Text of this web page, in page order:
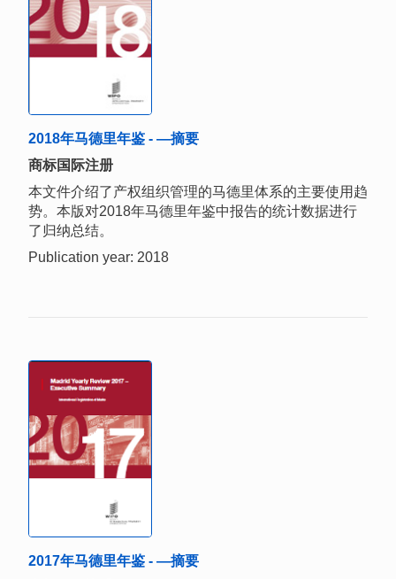
2018年马德里年鉴 - —摘要
商标国际注册
本文件介绍了产权组织管理的马德里体系的主要使用趋
势。本版对2018年马德里年鉴中报告的统计数据进行
了归纳总结。
Publication year: 2018
2017年马德里年鉴 - —摘要